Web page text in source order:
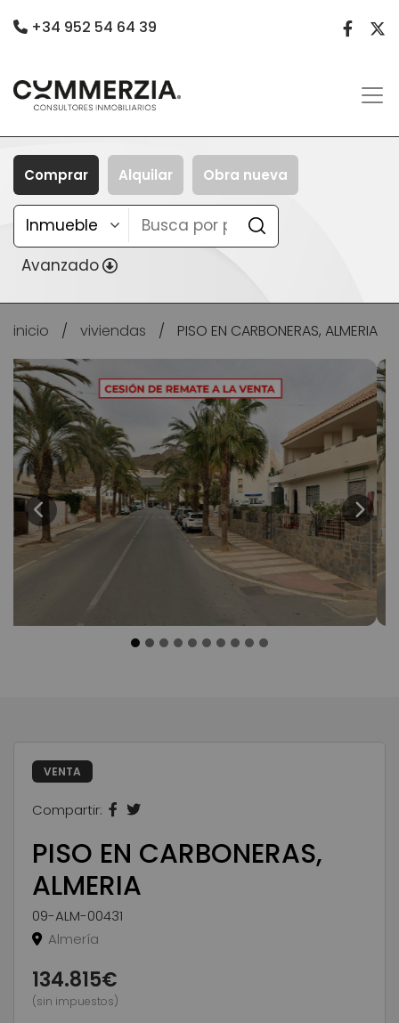
+34 952 54 64 39
Comprar Alquilar Obra nueva
Avanzado
inicio / viviendas / PISO EN CARBONERAS, ALMERIA
Previous Next
VENTA
Compartir:
PISO EN CARBONERAS,
ALMERIA
09-ALM-00431
Almería
134.815€
(sin impuestos)